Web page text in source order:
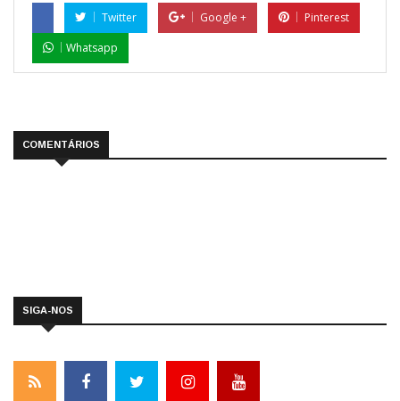
Twitter Google +
Pinterest
Whatsapp
COMENTÁRIOS
SIGA-NOS